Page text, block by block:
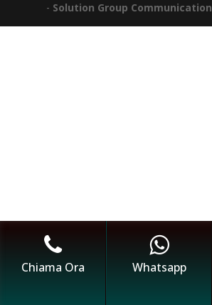
- Solution Group Communication
Chiama Ora Whatsapp